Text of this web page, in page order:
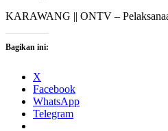
KARAWANG || ONTV –
Bagikan ini:
X
Facebook
WhatsApp
Telegram